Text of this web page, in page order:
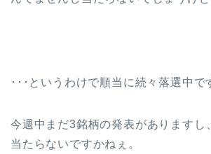
･･･というわけで順当に続々落選中で
今週中まだ3銘柄の発表がありますし
当たらないですかねぇ。